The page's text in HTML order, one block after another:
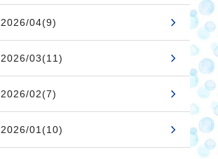
2026/04(9)
2026/03(11)
2026/02(7)
2026/01(10)